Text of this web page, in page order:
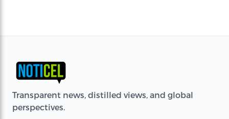
Transparent news, distilled views, and global
perspectives.